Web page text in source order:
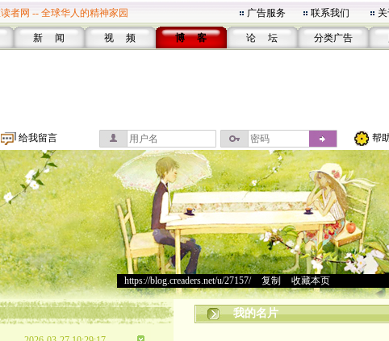
者网 -- 全球华人的精神家园 广告服务 联系我们
新 闻 视 频 博 客 论 坛 分类广告
给我留言 帮
https://blog.creaders.net/u/27157/> 复制 收藏本页
我的名片